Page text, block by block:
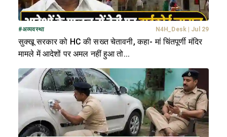
#अव्यवस्था N4H_Desk| Jul 29
सुक्खू सरकार को HC की सख्त चेतावनी, कहा- मां चिंतपूर्णी मंदिर
मामले में आदेशों पर अमल नहीं हुआ तो...